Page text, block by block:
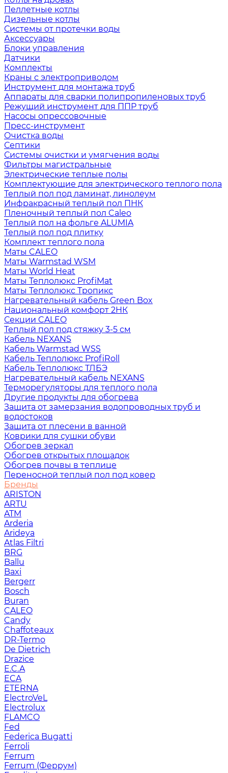
Пеллетные котлы
Дизельные котлы
Системы от протечки воды
Аксессуары
Блоки управления
Датчики
Комплекты
Краны с электроприводом
Инструмент для монтажа труб
Аппараты для сварки полипропиленовых труб
Режущий инструмент для ППР труб
Насосы опрессовочные
Пресс-инструмент
Очистка воды
Септики
Системы очистки и умягчения воды
Фильтры магистральные
Электрические теплые полы
Комплектующие для электрического теплого пола
Теплый пол под ламинат, линолеум
Инфракрасный теплый пол ПНК
Пленочный теплый пол Caleo
Теплый пол на фольге ALUMIA
Теплый пол под плитку
Комплект теплого пола
Маты CALEO
Маты Warmstad WSM
Маты World Heat
Маты Теплолюкс ProfiMat
Маты Теплолюкс Тропикс
Нагревательный кабель Green Box
Национальный комфорт 2НК
Секции CALEO
Теплый пол под стяжку 3-5 см
Кабель NEXANS
Кабель Warmstad WSS
Кабель Теплолюкс ProfiRoll
Кабель Теплолюкс ТЛБЭ
Нагревательный кабель NEXANS
Терморегуляторы для теплого пола
Другие продукты для обогрева
Защита от замерзания водопроводных труб и
водостоков
Защита от плесени в ванной
Коврики для сушки обуви
Обогрев зеркал
Обогрев открытых площадок
Обогрев почвы в теплице
Переносной теплый пол под ковер
Бренды
ARISTON
ARTU
ATM
Arderia
Arideya
Atlas Filtri
BRG
Ballu
Baxi
Bergerr
Bosch
Buran
CALEO
Candy
Chaffoteaux
DR-Termo
De Dietrich
Drazice
E.C.A
ECA
ETERNA
ElectroVeL
Electrolux
FLAMCO
Fed
Federica Bugatti
Ferroli
Ferrum
Ferrum (Феррум)